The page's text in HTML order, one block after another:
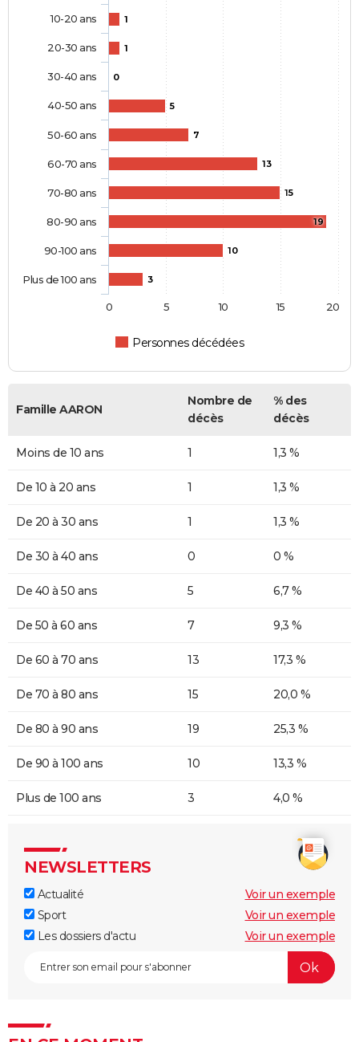
1
1
0
5
7
13
15
19
10
3
Personnes décédées
10-20 ans
20-30 ans
30-40 ans
40-50 ans
50-60 ans
60-70 ans
70-80 ans
80-90 ans
90-100 ans
Plus de 100 ans
0 5 10 15 20
Famille AARON
Nombre de
décès
% des
décès
Moins de 10 ans 1 1,3 %
De 10 à 20 ans 1 1,3 %
De 20 à 30 ans 1 1,3 %
De 30 à 40 ans 0 0 %
De 40 à 50 ans 5 6,7 %
De 50 à 60 ans 7 9,3 %
De 60 à 70 ans 13 17,3 %
De 70 à 80 ans 15 20,0 %
De 80 à 90 ans 19 25,3 %
De 90 à 100 ans 10 13,3 %
Plus de 100 ans 3 4,0 %
NEWSLETTERS
Actualité
Voir un exemple
Sport
Voir un exemple
Les dossiers d'actu
Voir un exemple